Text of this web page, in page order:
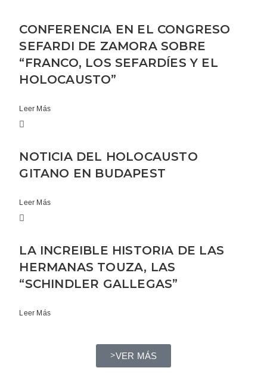
CONFERENCIA EN EL CONGRESO
SEFARDI DE ZAMORA SOBRE
“FRANCO, LOS SEFARDÍES Y EL
HOLOCAUSTO”
Leer Más
NOTICIA DEL HOLOCAUSTO
GITANO EN BUDAPEST
Leer Más
LA INCREIBLE HISTORIA DE LAS
HERMANAS TOUZA, LAS
“SCHINDLER GALLEGAS”
Leer Más
VER MÁS